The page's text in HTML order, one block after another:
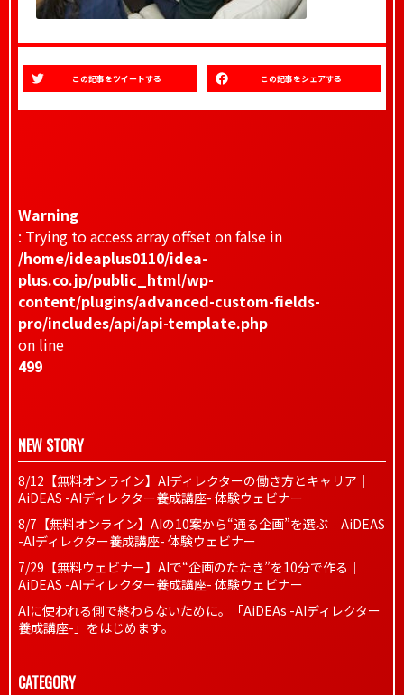
この記事をツイートする この記事をシェアする
Warning
: Trying to access array offset on false in
/home/ideaplus0110/idea-
plus.co.jp/public_html/wp-
content/plugins/advanced-custom-fields-
pro/includes/api/api-template.php
on line
499
NEW STORY
8/12【無料オンライン】AIディレクターの働き方とキャリア｜
AiDEAS -AIディレクター養成講座- 体験ウェビナー
8/7【無料オンライン】AIの10案から“通る企画”を選ぶ｜AiDEAS
-AIディレクター養成講座- 体験ウェビナー
7/29【無料ウェビナー】AIで“企画のたたき”を10分で作る｜
AiDEAS -AIディレクター養成講座- 体験ウェビナー
AIに使われる側で終わらないために。「AiDEAs -AIディレクター
養成講座-」をはじめます。
CATEGORY